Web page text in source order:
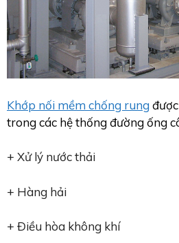
Khớp nối mềm chống rung
trong các hệ thống đường ống
+ Xử lý nước thải
+ Hàng hải
+ Điều hòa không khí